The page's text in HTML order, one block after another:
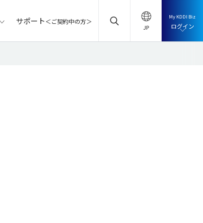
サポート＜ご契約中の方＞
My KDDI Biz
ログイン